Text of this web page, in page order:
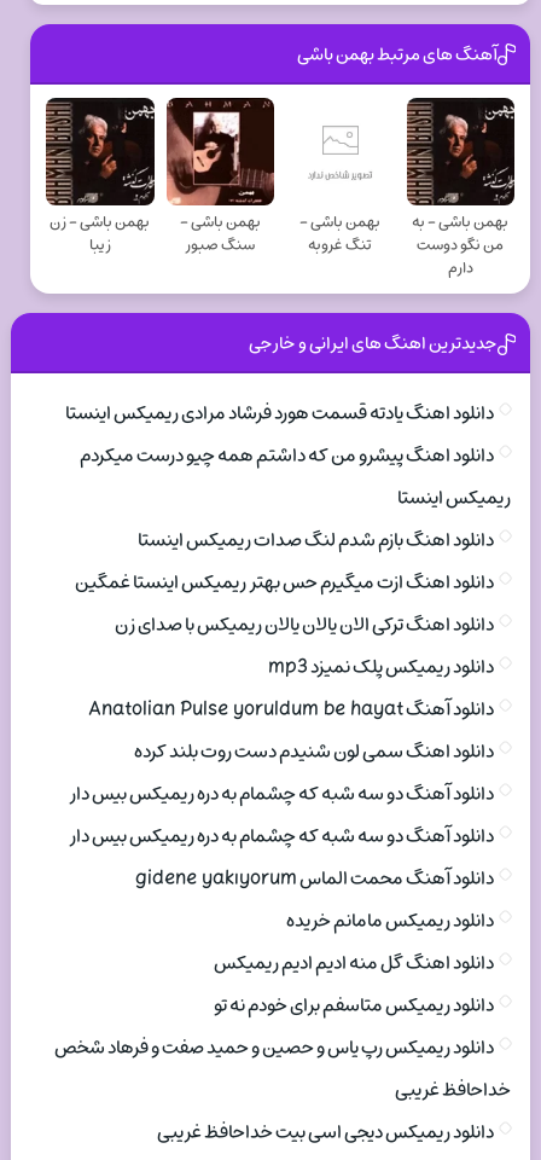
آهنگ های مرتبط بهمن باشی
بهمن باشی - به
من نگو دوست
دارم
بهمن باشی -
تنگ غروبه
بهمن باشی -
سنگ صبور
بهمن باشی - زن
زیبا
جدیدترین اهنگ های ایرانی و خارجی
دانلود اهنگ یادته قسمت هورد فرشاد مرادی ریمیکس اینستا
دانلود اهنگ پیشرو من که داشتم همه چیو درست میکردم
ریمیکس اینستا
دانلود اهنگ بازم شدم لنگ صدات ریمیکس اینستا
دانلود اهنگ ازت میگیرم حس بهتر ریمیکس اینستا غمگین
دانلود اهنگ ترکی الان یالان یالان ریمیکس با صدای زن
دانلود ریمیکس پلک نمیزد mp3
دانلود آهنگ Anatolian Pulse yoruldum be hayat
دانلود اهنگ سمی لون شنیدم دست روت بلند کرده
دانلود آهنگ دو سه شبه که چشمام به دره ریمیکس بیس دار
دانلود آهنگ دو سه شبه که چشمام به دره ریمیکس بیس دار
دانلود آهنگ محمت الماس gidene yakıyorum
دانلود ریمیکس مامانم خریده
دانلود اهنگ گل منه ادیم ادیم ریمیکس
دانلود ریمیکس متاسفم برای خودم نه تو
دانلود ریمیکس رپ یاس و حصین و حمید صفت و فرهاد شخص
خداحافظ غریبی
دانلود ریمیکس دیجی اسی بیت خداحافظ غریبی